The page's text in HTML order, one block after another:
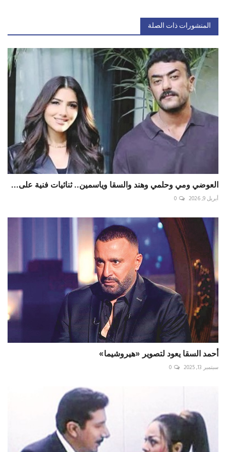
المنشورات ذات الصلة
العوضي ومي وحلمي وهند والسقا وياسمين.. ثنائيات فنية على...
أبريل 9, 2026 0
أحمد السقا يعود لتصوير «هيروشيما»
سبتمبر 13, 2025 0